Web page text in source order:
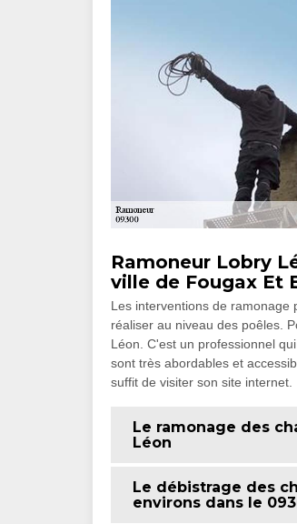
Ramoneur Lobry
ville de Fougax Et
Les interventions de ramonage
réaliser au niveau des poêles.
Léon. C'est un professionnel
sont très abordables et
suffit de visiter son site internet.
Le ramonage des
Léon
Le débistrage des
environs dans le